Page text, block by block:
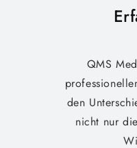
QMS
den
nicht nur